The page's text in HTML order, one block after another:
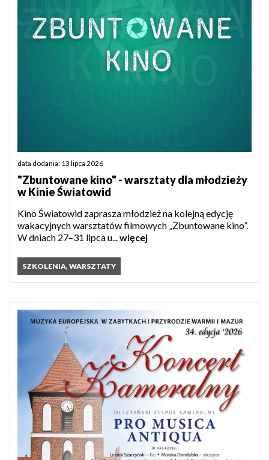
data dodania: 13 lipca 2026
"Zbuntowane kino" - warsztaty dla młodzieży
w Kinie Światowid
Kino Światowid zaprasza młodzież na kolejną edycję
wakacyjnych warsztatów filmowych „Zbuntowane kino”.
W dniach 27–31 lipca u... więcej
SZKOLENIA, WARSZTATY